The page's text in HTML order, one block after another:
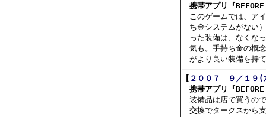
携帯アプリ『
このゲームでは、ア
ち金システムがない
った装備は、なくな
気も。手持ち金の概
【 ２００７　９／１９
携帯アプリ『
装備品は店で買うの
交換でタークスから